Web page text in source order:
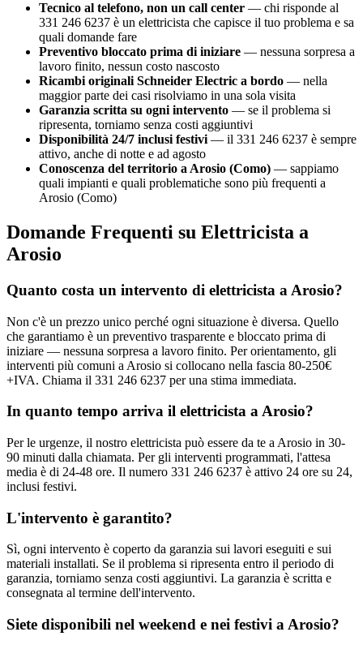
Tecnico al telefono, non un call center — chi risponde al
331 246 6237 è un elettricista che capisce il tuo problema e sa
quali domande fare
Preventivo bloccato prima di iniziare — nessuna sorpresa a
lavoro finito, nessun costo nascosto
Ricambi originali Schneider Electric a bordo — nella
maggior parte dei casi risolviamo in una sola visita
Garanzia scritta su ogni intervento — se il problema si
ripresenta, torniamo senza costi aggiuntivi
Disponibilità 24/7 inclusi festivi — il 331 246 6237 è sempre
attivo, anche di notte e ad agosto
Conoscenza del territorio a Arosio (Como) — sappiamo
quali impianti e quali problematiche sono più frequenti a
Arosio (Como)
Domande Frequenti su Elettricista a
Arosio
Quanto costa un intervento di elettricista a Arosio?
Non c'è un prezzo unico perché ogni situazione è diversa. Quello
che garantiamo è un preventivo trasparente e bloccato prima di
iniziare — nessuna sorpresa a lavoro finito. Per orientamento, gli
interventi più comuni a Arosio si collocano nella fascia 80-250€
+IVA. Chiama il 331 246 6237 per una stima immediata.
In quanto tempo arriva il elettricista a Arosio?
Per le urgenze, il nostro elettricista può essere da te a Arosio in 30-
90 minuti dalla chiamata. Per gli interventi programmati, l'attesa
media è di 24-48 ore. Il numero 331 246 6237 è attivo 24 ore su 24,
inclusi festivi.
L'intervento è garantito?
Sì, ogni intervento è coperto da garanzia sui lavori eseguiti e sui
materiali installati. Se il problema si ripresenta entro il periodo di
garanzia, torniamo senza costi aggiuntivi. La garanzia è scritta e
consegnata al termine dell'intervento.
Siete disponibili nel weekend e nei festivi a Arosio?